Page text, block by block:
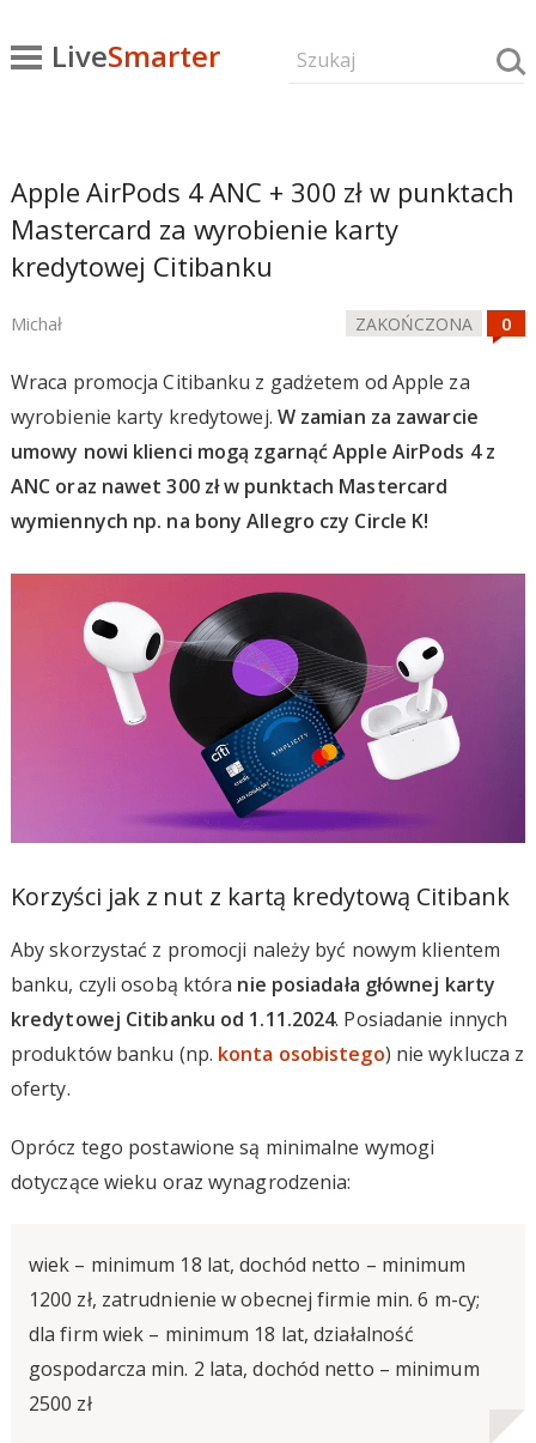
LiveSmarter
Apple AirPods 4 ANC + 300 zł w punktach
Mastercard za wyrobienie karty
kredytowej Citibanku
Michał ZAKOŃCZONA
Wraca promocja Citibanku z gadżetem od Apple za
wyrobienie karty kredytowej. W zamian za zawarcie
umowy nowi klienci mogą zgarnąć Apple AirPods 4 z
ANC oraz nawet 300 zł w punktach Mastercard
wymiennych np. na bony Allegro czy Circle K!
Korzyści jak z nut z kartą kredytową Citibank
Aby skorzystać z promocji należy być nowym klientem
banku, czyli osobą która nie posiadała głównej karty
kredytowej Citibanku od 1.11.2024. Posiadanie innych
produktów banku (np. konta osobistego) nie wyklucza z
oferty.
Oprócz tego postawione są minimalne wymogi
dotyczące wieku oraz wynagrodzenia:
wiek – minimum 18 lat, dochód netto – minimum
1200 zł, zatrudnienie w obecnej firmie min. 6 m-cy;
dla firm wiek – minimum 18 lat, działalność
gospodarcza min. 2 lata, dochód netto – minimum
2500 zł